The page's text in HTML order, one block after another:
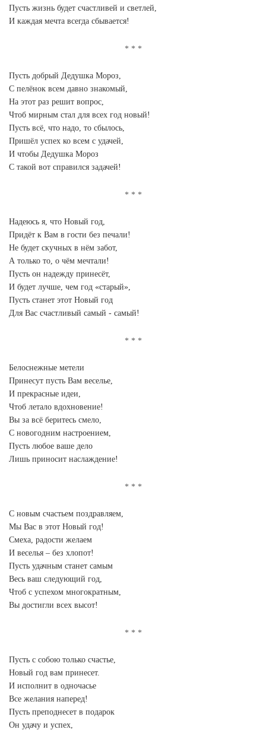
Пусть жизнь будет счастливей и светлей,
И каждая мечта всегда сбывается!
Пусть добрый Дедушка Мороз,
С пелёнок всем давно знакомый,
На этот раз решит вопрос,
Чтоб мирным стал для всех год новый!
Пусть всё, что надо, то сбылось,
Пришёл успех ко всем с удачей,
И чтобы Дедушка Мороз
С такой вот справился задачей!
Надеюсь я, что Новый год,
Придёт к Вам в гости без печали!
Не будет скучных в нём забот,
А только то, о чём мечтали!
Пусть он надежду принесёт,
И будет лучше, чем год «старый»,
Пусть станет этот Новый год
Для Вас счастливый самый - самый!
Белоснежные метели
Принесут пусть Вам веселье,
И прекрасные идеи,
Чтоб летало вдохновение!
Вы за всё беритесь смело,
С новогодним настроением,
Пусть любое ваше дело
Лишь приносит наслаждение!
С новым счастьем поздравляем,
Мы Вас в этот Новый год!
Смеха, радости желаем
И веселья – без хлопот!
Пусть удачным станет самым
Весь ваш следующий год,
Чтоб с успехом многократным,
Вы достигли всех высот!
Пусть с собою только счастье,
Новый год вам принесет.
И исполнит в одночасье
Все желания наперед!
Пусть преподнесет в подарок
Он удачу и успех,